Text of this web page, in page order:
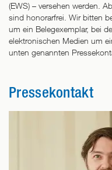
(EWS) – versehen werden.
sind honorarfrei. Wir bitten
um ein Belegexemplar, bei
elektronischen Medien um
unten genannten
Pressekontakt